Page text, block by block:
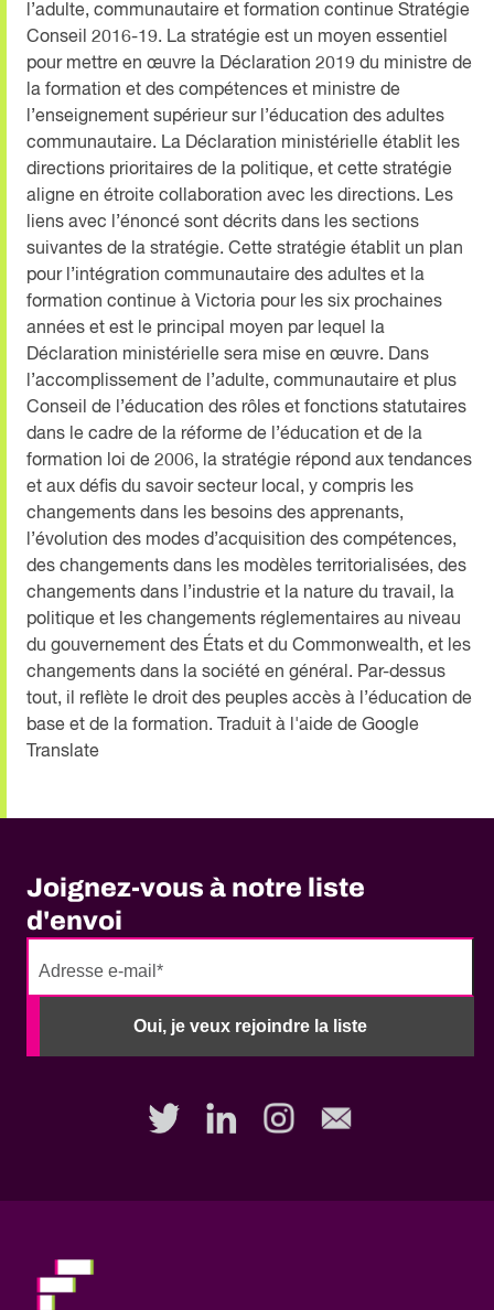
l’adulte, communautaire et formation continue Stratégie
Conseil 2016-19. La stratégie est un moyen essentiel
pour mettre en œuvre la Déclaration 2019 du ministre de
la formation et des compétences et ministre de
l’enseignement supérieur sur l’éducation des adultes
communautaire. La Déclaration ministérielle établit les
directions prioritaires de la politique, et cette stratégie
aligne en étroite collaboration avec les directions. Les
liens avec l’énoncé sont décrits dans les sections
suivantes de la stratégie. Cette stratégie établit un plan
pour l’intégration communautaire des adultes et la
formation continue à Victoria pour les six prochaines
années et est le principal moyen par lequel la
Déclaration ministérielle sera mise en œuvre. Dans
l’accomplissement de l’adulte, communautaire et plus
Conseil de l’éducation des rôles et fonctions statutaires
dans le cadre de la réforme de l’éducation et de la
formation loi de 2006, la stratégie répond aux tendances
et aux défis du savoir secteur local, y compris les
changements dans les besoins des apprenants,
l’évolution des modes d’acquisition des compétences,
des changements dans les modèles territorialisées, des
changements dans l’industrie et la nature du travail, la
politique et les changements réglementaires au niveau
du gouvernement des États et du Commonwealth, et les
changements dans la société en général. Par-dessus
tout, il reflète le droit des peuples accès à l’éducation de
base et de la formation. Traduit à l'aide de Google
Translate
Joignez-vous à notre liste
d'envoi
Oui, je veux rejoindre la liste
No
fill